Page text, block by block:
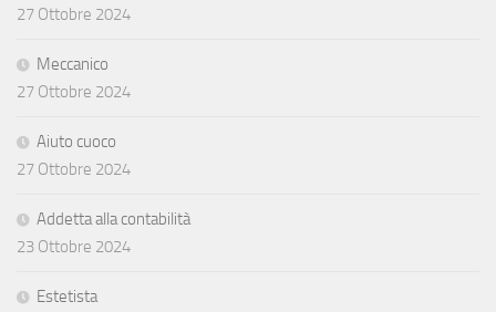
27 Ottobre 2024
Meccanico
27 Ottobre 2024
Aiuto cuoco
27 Ottobre 2024
Addetta alla contabilità
23 Ottobre 2024
Estetista